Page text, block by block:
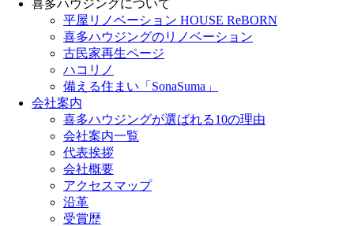
喜多ハウジングについて
平屋リノベーション HOUSE ReBORN
喜多ハウジングのリノベーション
古民家再生ページ
ハコリノ
備える住まい「SonaSuma」
会社案内
喜多ハウジングが選ばれる10の理由
会社案内一覧
代表挨拶
会社概要
アクセスマップ
沿革
受賞歴